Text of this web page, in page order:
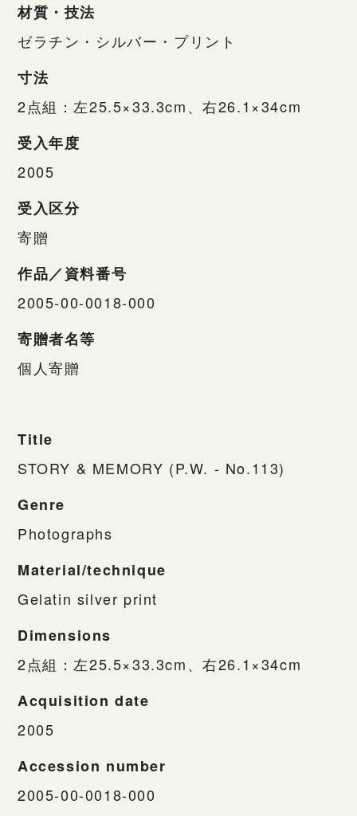
材質・技法
ゼラチン・シルバー・プリント
寸法
2点組：左25.5×33.3cm、右26.1×34cm
受入年度
2005
受入区分
寄贈
作品／資料番号
2005-00-0018-000
寄贈者名等
個人寄贈
Title
STORY & MEMORY (P.W. - No.113)
Genre
Photographs
Material/technique
Gelatin silver print
Dimensions
2点組：左25.5×33.3cm、右26.1×34cm
Acquisition date
2005
Accession number
2005-00-0018-000